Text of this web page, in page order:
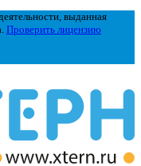
выданная
Проверить лицензию